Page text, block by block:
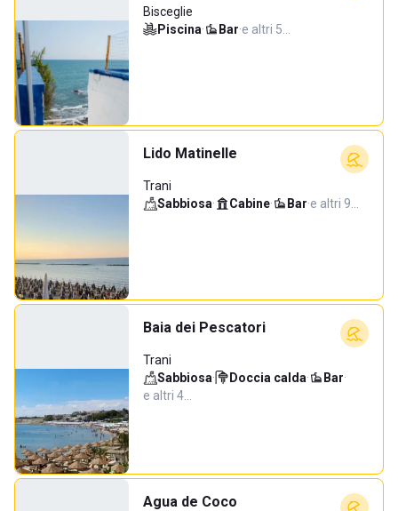
Bisceglie
Piscina· Bar·e altri 5…
Lido Matinelle
Trani
Sabbiosa· Cabine· Bar·e altri 9…
Baia dei Pescatori
Trani
Sabbiosa· Doccia calda· Bar·
e altri 4…
Agua de Coco